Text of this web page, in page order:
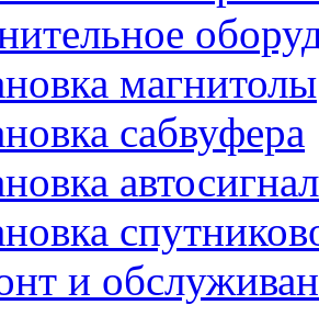
магнитолы
сабвуфера
и